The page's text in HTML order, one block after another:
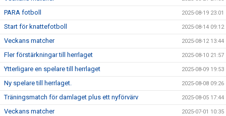
PARA fotboll 2025-08-19 23:01
Start för knattefotboll 2025-08-14 09:12
Veckans matcher 2025-08-12 13:44
Fler förstärkningar till herrlaget 2025-08-10 21:57
Ytterligare en spelare till herrlaget 2025-08-09 19:53
Ny spelare till herrlaget. 2025-08-08 09:26
Träningsmatch för damlaget plus ett nyförvärv 2025-08-05 17:44
Veckans matcher 2025-07-01 10:35